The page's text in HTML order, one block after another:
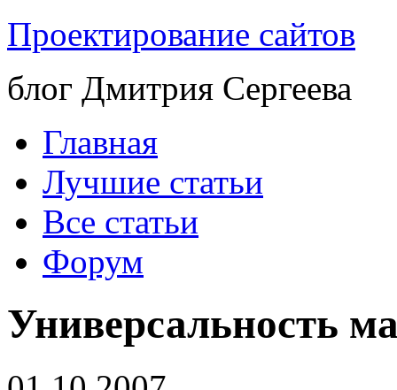
Проектирование сайтов
блог Дмитрия Сергеева
Главная
Лучшие статьи
Все статьи
Форум
Универсальность